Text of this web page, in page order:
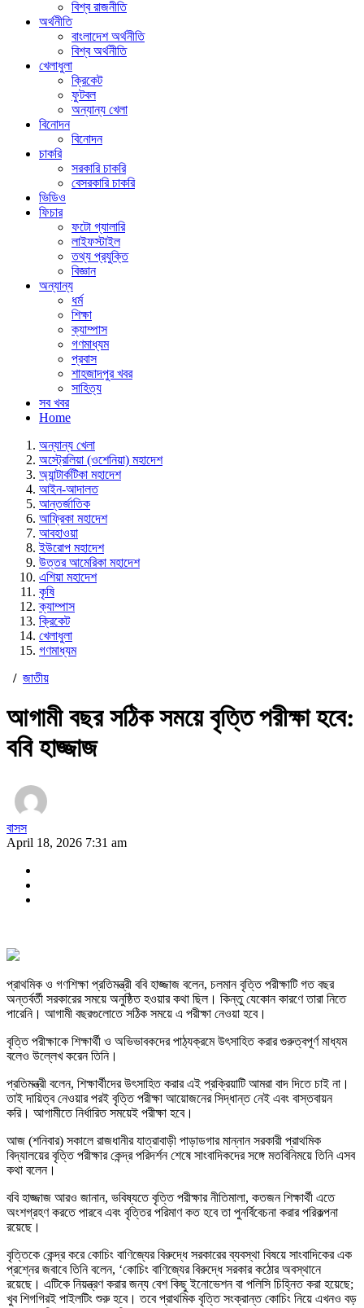
বিশ্ব রাজনীতি
অর্থনীতি
বাংলাদেশ অর্থনীতি
বিশ্ব অর্থনীতি
খেলাধুলা
ক্রিকেট
ফুটবল
অন্যান্য খেলা
বিনোদন
বিনোদন
চাকরি
সরকারি চাকরি
বেসরকারি চাকরি
ভিডিও
ফিচার
ফটো গ্যালারি
লাইফস্টাইল
তথ্য প্রযুক্তি
বিজ্ঞান
অন্যান্য
ধর্ম
শিক্ষা
ক্যাম্পাস
গণমাধ্যম
প্রবাস
শাহজাদপুর খবর
সাহিত্য
সব খবর
Home
অন্যান্য খেলা
অস্ট্রেলিয়া (ওশেনিয়া) মহাদেশ
অ্যান্টার্কটিকা মহাদেশ
আইন-আদালত
আন্তর্জাতিক
আফ্রিকা মহাদেশ
আবহাওয়া
ইউরোপ মহাদেশ
উত্তর আমেরিকা মহাদেশ
এশিয়া মহাদেশ
কৃষি
ক্যাম্পাস
ক্রিকেট
খেলাধুলা
গণমাধ্যম
/ জাতীয়
আগামী বছর সঠিক সময়ে বৃত্তি পরীক্ষা হবে:
ববি হাজ্জাজ
বাসস
April 18, 2026 7:31 am
প্রাথমিক ও গণশিক্ষা প্রতিমন্ত্রী ববি হাজ্জাজ বলেন, চলমান বৃত্তি পরীক্ষাটি গত বছর
অন্তর্বর্তী সরকারের সময়ে অনুষ্ঠিত হওয়ার কথা ছিল। কিন্তু যেকোন কারণে তারা নিতে
পারেনি। আগামী বছরগুলোতে সঠিক সময়ে এ পরীক্ষা নেওয়া হবে।
বৃত্তি পরীক্ষাকে শিক্ষার্থী ও অভিভাবকদের পাঠ্যক্রমে উৎসাহিত করার গুরুত্বপূর্ণ মাধ্যম
বলেও উল্লেখ করেন তিনি।
প্রতিমন্ত্রী বলেন, শিক্ষার্থীদের উৎসাহিত করার এই প্রক্রিয়াটি আমরা বাদ দিতে চাই না।
তাই দায়িত্ব নেওয়ার পরই বৃত্তি পরীক্ষা আয়োজনের সিদ্ধান্ত নেই এবং বাস্তবায়ন
করি। আগামীতে নির্ধারিত সময়েই পরীক্ষা হবে।
আজ (শনিবার) সকালে রাজধানীর যাত্রাবাড়ী পাড়াডগার মান্নান সরকারী প্রাথমিক
বিদ্যালয়ের বৃত্তি পরীক্ষার কেন্দ্র পরিদর্শন শেষে সাংবাদিকদের সঙ্গে মতবিনিময়ে তিনি এসব
কথা বলেন।
ববি হাজ্জাজ আরও জানান, ভবিষ্যতে বৃত্তি পরীক্ষার নীতিমালা, কতজন শিক্ষার্থী এতে
অংশগ্রহণ করতে পারবে এবং বৃত্তির পরিমাণ কত হবে তা পুনর্বিবেচনা করার পরিকল্পনা
রয়েছে।
বৃত্তিকে কেন্দ্র করে কোচিং বাণিজ্যের বিরুদ্ধে সরকারের ব্যবস্থা বিষয়ে সাংবাদিকের এক
প্রশ্নের জবাবে তিনি বলেন, ‘কোচিং বাণিজ্যের বিরুদ্ধে সরকার কঠোর অবস্থানে
রয়েছে। এটিকে নিয়ন্ত্রণ করার জন্য বেশ কিছু ইনোভেশন বা পলিসি চিহ্নিত করা হয়েছে;
খুব শিগগিরই পাইলটিং শুরু হবে। তবে প্রাথমিক বৃত্তি সংক্রান্ত কোচিং নিয়ে এখনও বড়